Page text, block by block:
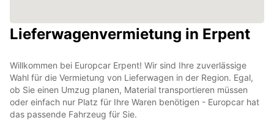
Lieferwagenvermietung in Erpent
Willkommen bei Europcar Erpent! Wir sind Ihre zuverlässige
Wahl für die Vermietung von Lieferwagen in der Region. Egal,
ob Sie einen Umzug planen, Material transportieren müssen
oder einfach nur Platz für Ihre Waren benötigen - Europcar hat
das passende Fahrzeug für Sie.